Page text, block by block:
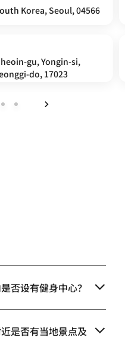
Korea, Seoul, 04566
gu, Yongin-si,
do, 17023
否设有健身中心？
是否有当地景点及